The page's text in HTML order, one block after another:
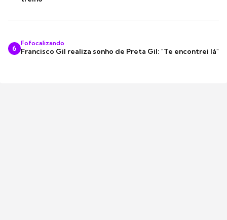
6
Fofocalizando
Francisco Gil realiza sonho de Preta Gil: "Te encontrei lá"